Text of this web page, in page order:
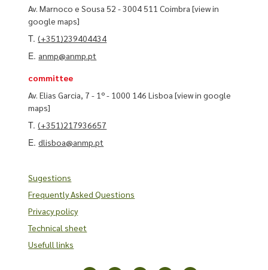
Av. Marnoco e Sousa 52 - 3004 511 Coimbra[view in
google maps]
T.(+351)239404434
E. anmp@anmp.pt
committee
Av. Elias Garcia, 7 - 1º - 1000 146 Lisboa[view in google
maps]
T.(+351)217936657
E.dlisboa@anmp.pt
Sugestions
Frequently Asked Questions
Privacy policy
Technical sheet
Usefull links